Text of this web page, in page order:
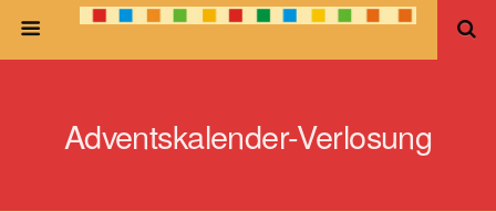
Adventskalender-Verlosung